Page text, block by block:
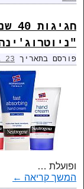
פורסם בתאריך 23 בפברואר 2013
ופועלת …
המשך קריאה ←